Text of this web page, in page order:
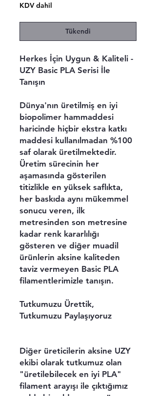
KDV dahil
Tükendi
Herkes İçin Uygun & Kaliteli -
UZY Basic PLA Serisi İle
Tanışın
Dünya'nın üretilmiş en iyi
biopolimer hammaddesi
haricinde hiçbir ekstra katkı
maddesi kullanılmadan %100
saf olarak üretilmektedir.
Üretim sürecinin her
aşamasında gösterilen
titizlikle en yüksek saflıkta,
her baskıda aynı mükemmel
sonucu veren, ilk
metresinden son metresine
kadar renk kararlılığı
gösteren ve diğer muadil
ürünlerin aksine kaliteden
taviz vermeyen Basic PLA
filamentlerimizle tanışın.
Tutkumuzu Ürettik,
Tutkumuzu Paylaşıyoruz
Diğer üreticilerin aksine UZY
ekibi olarak tutkumuz olan
"üretilebilecek en iyi PLA"
filament arayışı ile çıktığımız